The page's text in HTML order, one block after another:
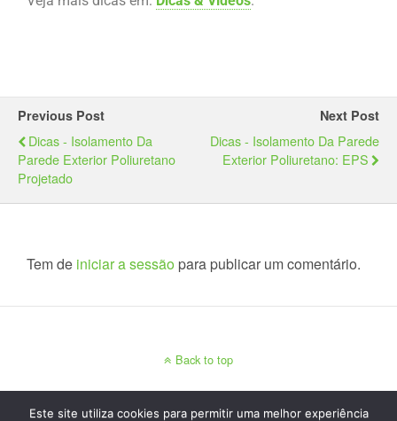
Previous Post
Dicas - Isolamento Da
Parede Exterior Poliuretano
Projetado
Next Post
Dicas - Isolamento Da Parede
Exterior Poliuretano: EPS
Tem de iniciar a sessão para publicar um comentário.
Back to top
Mobile Desktop
Este site utiliza cookies para permitir uma melhor experiência